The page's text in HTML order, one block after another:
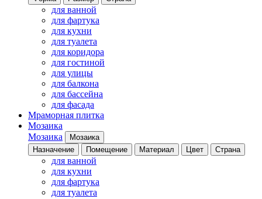
для ванной
для фартука
для кухни
для туалета
для коридора
для гостиной
для улицы
для балкона
для бассейна
для фасада
Мраморная плитка
Мозаика
Мозаика
Мозаика
Назначение
Помещение Материал Цвет Страна
для ванной
для кухни
для фартука
для туалета